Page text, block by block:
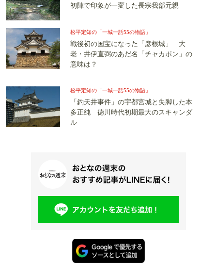
初陣で印象が一変した長宗我部元親
松平定知の「一城一話55の物語」
戦後初の国宝になった「彦根城」 大
老・井伊直弼のあだ名「チャカポン」の
意味は？
松平定知の「一城一話55の物語」
「釣天井事件」の宇都宮城と失脚した本
多正純 徳川時代初期最大のスキャンダ
ル